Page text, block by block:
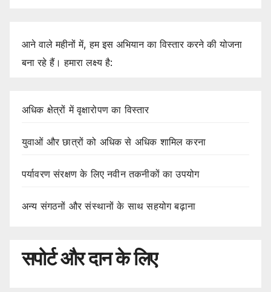
आने वाले महीनों में, हम इस अभियान का विस्तार करने की योजना
बना रहे हैं। हमारा लक्ष्य है:
अधिक क्षेत्रों में वृक्षारोपण का विस्तार
युवाओं और छात्रों को अधिक से अधिक शामिल करना
पर्यावरण संरक्षण के लिए नवीन तकनीकों का उपयोग
अन्य संगठनों और संस्थानों के साथ सहयोग बढ़ाना
सपोर्ट और दान के लिए